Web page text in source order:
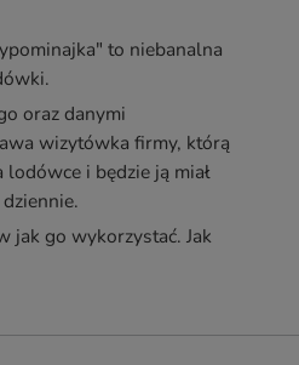
to niebanalna
oraz danymi
wizytówka firmy, którą
i będzie ją miał
jak go wykorzystać. Jak